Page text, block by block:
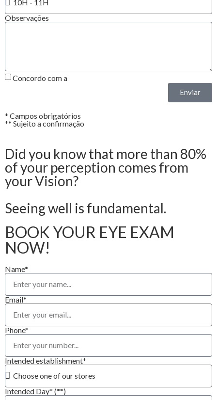
Observações
Concordo com a
Enviar
* Campos obrigatórios
** Sujeito a confirmação
Did you know that more than 80%
of your perception comes from
your Vision?
Seeing well is fundamental.
BOOK YOUR EYE EXAM
NOW!
Name*
Email*
Phone*
Intended establishment*
Intended Day* (**)